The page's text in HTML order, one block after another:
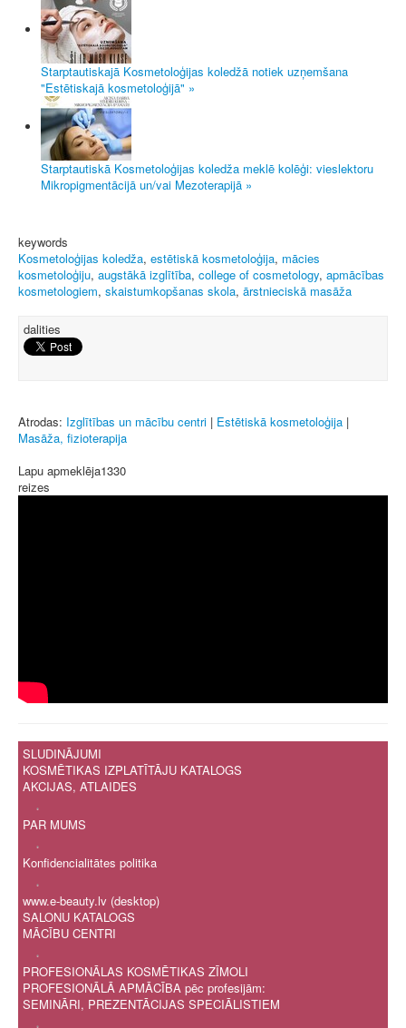
Starptautiskajā Kosmetoloģijas koledžā notiek uzņemšana
"Estētiskajā kosmetoloģijā" »
Starptautiskā Kosmetoloģijas koledža meklē kolēģi: vieslektoru
Mikropigmentācijā un/vai Mezoterapijā »
keywords
Kosmetoloģijas koledža, estētiskā kosmetoloģija, mācies
kosmetoloģiju, augstākā izglītība, college of cosmetology, apmācības
kosmetologiem, skaistumkopšanas skola, ārstnieciskā masāža
dalities
Atrodas: Izglītības un mācību centri | Estētiskā kosmetoloģija |
Masāža, fizioterapija
Lapu apmeklēja1330
reizes
SLUDINĀJUMI
KOSMĒTIKAS IZPLATĪTĀJU KATALOGS
AKCIJAS, ATLAIDES
.
PAR MUMS
.
Konfidencialitātes politika
.
www.e-beauty.lv (desktop)
SALONU KATALOGS
MĀCĪBU CENTRI
.
PROFESIONĀLAS KOSMĒTIKAS ZĪMOLI
PROFESIONĀLĀ APMĀCĪBA pēc profesijām:
SEMINĀRI, PREZENTĀCIJAS SPECIĀLISTIEM
.